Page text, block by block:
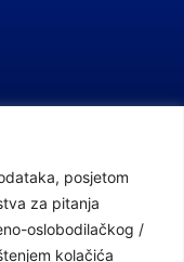
posjetom
za pitanja
oslobodilačkog /
kolačića